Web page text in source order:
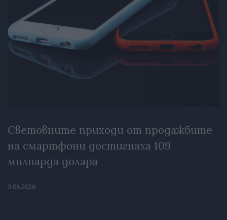
Световните приходи от продажбите
на смартфони достигнаха 109
милиарда долара
3.08.2026